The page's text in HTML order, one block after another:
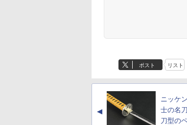
7インチディスプレ
イ、色調調節ライ
テリー、広告なし、
ブラック
￥27,980
ない、
読みや
チディ
ック、
し
￥
ポスト リスト
▲
ニッケ
士の名
刀型の